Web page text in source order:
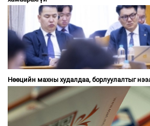
Нөөцийн махны худалдаа, борлуулалтыг